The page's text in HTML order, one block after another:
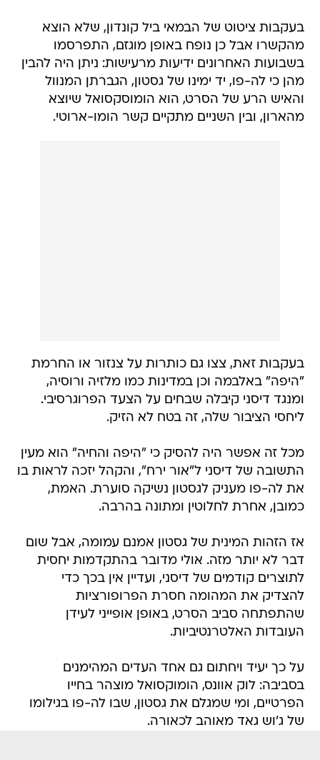
בעקבות ציטוט של הבמאי ביל קונדון, שלא הוצא
מהקשרו אבל כן נופח באופן מוגזם, התפרסמו
בשבועות האחרונים ידיעות מרעישות: ניתן היה להבין
מהן כי לה-פו, יד ימינו של גסטון, הגברתן המנוול
והאיש הרע של הסרט, הוא הומוסקסואל שיוצא
מהארון, ובין השניים מתקיים קשר הומו-ארוטי.
בעקבות זאת, צצו גם כותרות על צנזור או החרמת
"היפה" באלבמה וכן במדינות כמו מלזיה ורוסיה,
ומנגד דיסני קיבלה שבחים על הצעד הפרוגרסיבי.
ליחסי הציבור שלה, זה בטח לא הזיק.
מכל זה אפשר היה להסיק כי "היפה והחיה" הוא מעין
התשובה של דיסני ל"אור ירח", והקהל יזכה לראות בו
את לה-פו מעניק לגסטון נשיקה סוערת. האמת,
כמובן, אחרת לחלוטין ומתונה בהרבה.
אז הזהות המינית של גסטון אמנם עמומה, אבל שום
דבר לא יותר מזה. אולי מדובר בהתקדמות יחסית
לתוצרים קודמים של דיסני, ועדיין אין בכך כדי
להצדיק את המהומה חסרת הפרופורציות
שהתפתחה סביב הסרט, באופן אופייני לעידן
העובדות האלטרנטיביות.
על כך יעיד ויחתום גם אחד העדים המהימנים
בסביבה: לוק אוונס, הומוקסואל מוצהר בחייו
הפרטיים, ומי שמגלם את גסטון, שבו לה-פו בגילומו
של ג'וש גאד מאוהב לכאורה.